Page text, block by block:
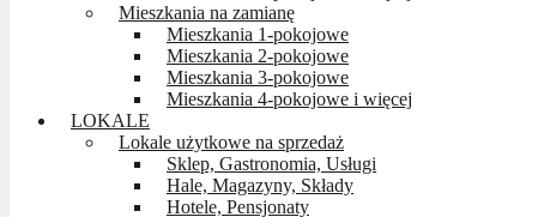
Mieszkania na zamianę
Mieszkania 1-pokojowe
Mieszkania 2-pokojowe
Mieszkania 3-pokojowe
Mieszkania 4-pokojowe i więcej
LOKALE
Lokale użytkowe na sprzedaż
Sklep, Gastronomia, Usługi
Hale, Magazyny, Składy
Hotele, Pensjonaty